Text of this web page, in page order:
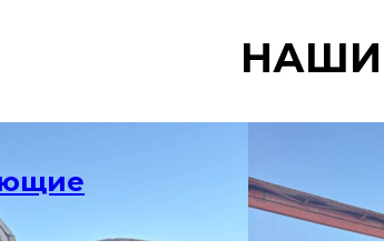
НАШИ